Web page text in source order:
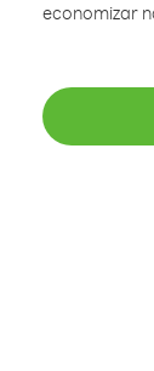
economizar